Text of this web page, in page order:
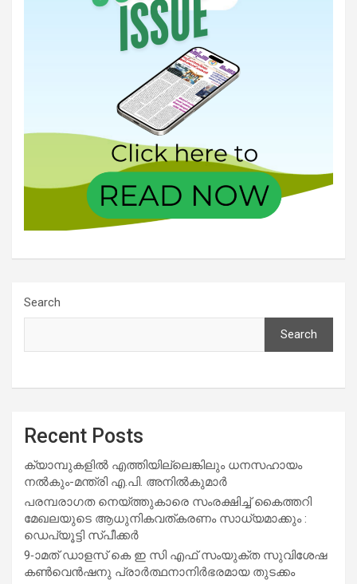
Search
Search
Recent Posts
ക്യാമ്പുകളിൽ എത്തിയില്ലെങ്കിലും ധനസഹായം
നൽകും-മന്ത്രി എ.പി. അനിൽകുമാർ
പരമ്പരാഗത നെയ്ത്തുകാരെ സംരക്ഷിച്ച് കൈത്തറി
മേഖലയുടെ ആധുനികവത്കരണം സാധ്യമാക്കും :
ഡെപ്യൂട്ടി സ്പീക്കർ
9-ാമത് ഡാളസ് കെ ഇ സി എഫ് സംയുക്ത സുവിശേഷ
കൺവെൻഷനു പ്രാർത്ഥനാനിർഭരമായ തുടക്കം